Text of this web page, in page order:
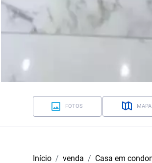
FOTOS MAPA
Início venda Casa em